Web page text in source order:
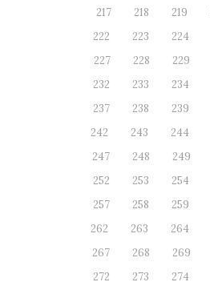
217
218 219
222
223 224
227
228 229
232
233 234
237
238 239
242
243 244
247
248 249
252
253 254
257
258 259
262
263 264
267
268 269
272
273 274